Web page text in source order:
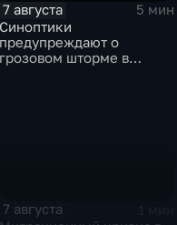
7 августа
5 мин
Синоптики
предупреждают о
грозовом шторме в
7 августа